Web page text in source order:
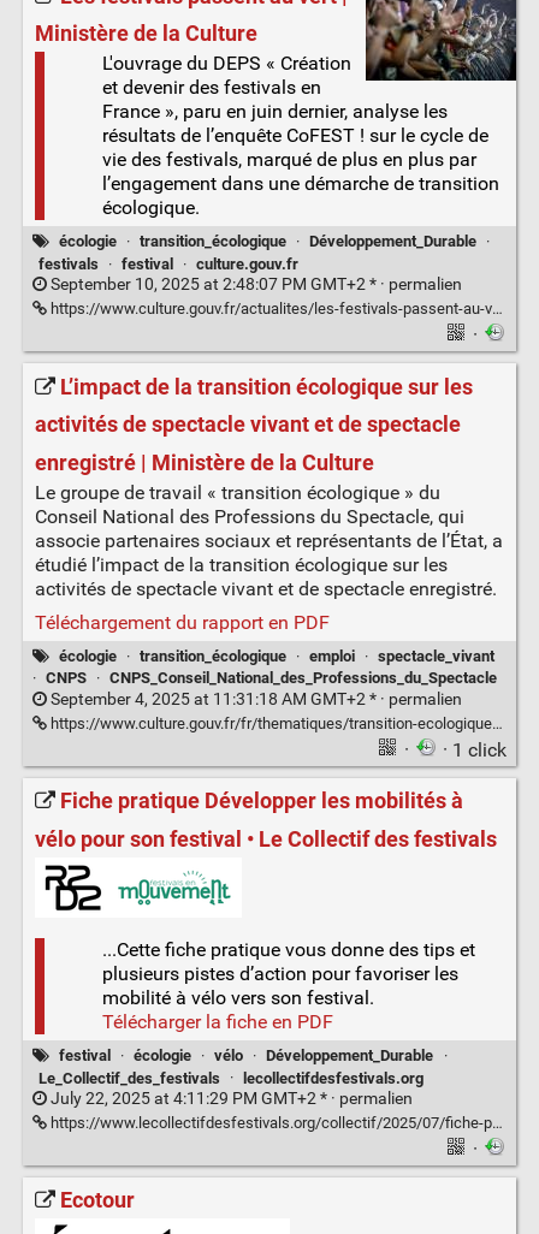
Ministère de la Culture
L'ouvrage du DEPS « Création
et devenir des festivals en
France », paru en juin dernier, analyse les
résultats de l’enquête CoFEST ! sur le cycle de
vie des festivals, marqué de plus en plus par
l’engagement dans une démarche de transition
écologique.
écologie · transition_écologique · Développement_Durable ·
festivals
· festival · culture.gouv.fr
September 10, 2025 at 2:48:07 PM GMT+2 * · permalien
https://www.culture.gouv.fr/actualites/les-festivals-passent-au-vert
·
L’impact de la transition écologique sur les
activités de spectacle vivant et de spectacle
enregistré | Ministère de la Culture
Le groupe de travail « transition écologique » du
Conseil National des Professions du Spectacle, qui
associe partenaires sociaux et représentants de l’État, a
étudié l’impact de la transition écologique sur les
activités de spectacle vivant et de spectacle enregistré.
Téléchargement du rapport en PDF
écologie · transition_écologique · emploi · spectacle_vivant
· CNPS · CNPS_Conseil_National_des_Professions_du_Spectacle
September 4, 2025 at 11:31:18 AM GMT+2 * · permalien
https://www.culture.gouv.fr/fr/thematiques/transition-ecologique/l-impact-de-la-transition-ecologique-sur-les-activites-de-spectacle-vivant-et-de-spectacle-enregistre
· · 1 click
Fiche pratique Développer les mobilités à
vélo pour son festival • Le Collectif des festivals
...Cette fiche pratique vous donne des tips et
plusieurs pistes d’action pour favoriser les
mobilité à vélo vers son festival.
Télécharger la fiche en PDF
festival · écologie · vélo · Développement_Durable
·
Le_Collectif_des_festivals
· lecollectifdesfestivals.org
July 22, 2025 at 4:11:29 PM GMT+2 * · permalien
https://www.lecollectifdesfestivals.org/collectif/2025/07/fiche-pratique-developper-les-mobilites-a-velo-pour-son-festival/
·
Ecotour